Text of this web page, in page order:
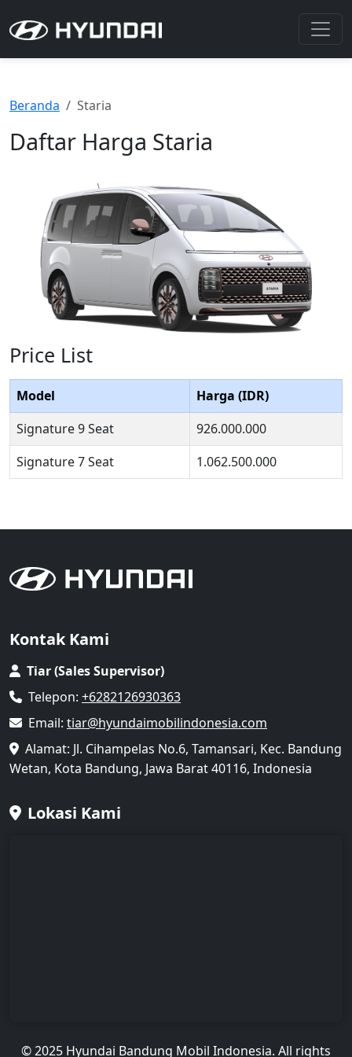
Beranda Staria
Daftar Harga Staria
Price List
Model
Harga (IDR)
Signature 9 Seat
926.000.000
Signature 7 Seat
1.062.500.000
Kontak Kami
Tiar (Sales Supervisor)
Telepon: +6282126930363
Email: tiar@hyundaimobilindonesia.com
Alamat: Jl. Cihampelas No.6, Tamansari, Kec. Bandung
Wetan, Kota Bandung, Jawa Barat 40116, Indonesia
Lokasi Kami
© 2025 Hyundai Bandung Mobil Indonesia. All rights